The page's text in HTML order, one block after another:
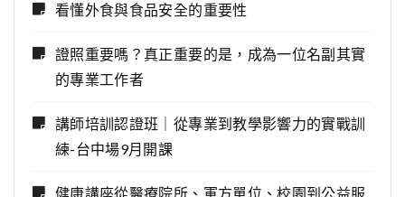
看懂外食與食品安全的重要性
證照重要嗎？真正重要的是，成為一位名副其實
的專業工作者
講師培訓認證班｜從專業到教學影響力的實戰訓
練-台中場9月開課
健康講座從醫療院所、軍方單位、校園到公益服